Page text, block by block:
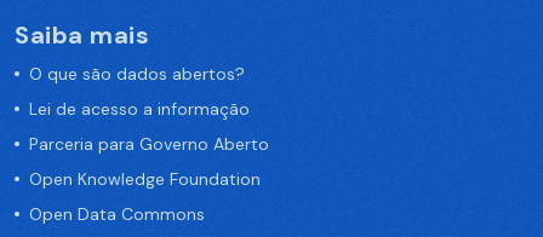
Saiba mais
O que são dados abertos?
Lei de acesso a informação
Parceria para Governo Aberto
Open Knowledge Foundation
Open Data Commons